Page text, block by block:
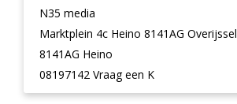
N35 media
Marktplein 4c Heino 8141AG Overijssel
8141AG Heino
08197142 Vraag een K